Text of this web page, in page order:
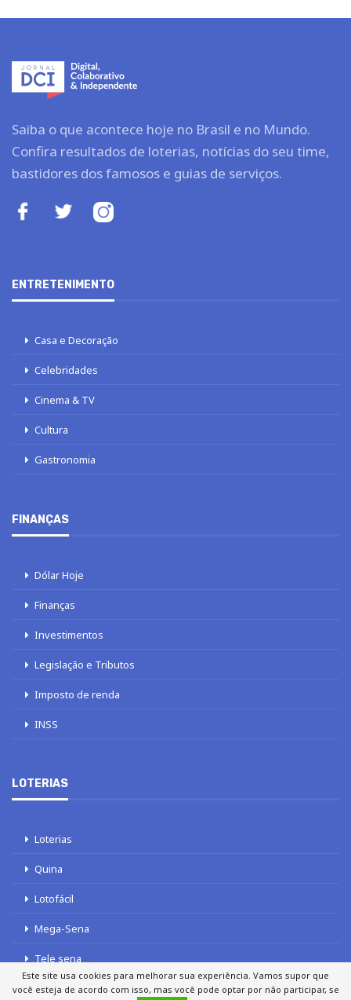
Saiba o que acontece hoje no Brasil e no Mundo.
Confira resultados de loterias, notícias do seu time,
bastidores dos famosos e guias de serviços.
ENTRETENIMENTO
Casa e Decoração
Celebridades
Cinema & TV
Cultura
Gastronomia
FINANÇAS
Dólar Hoje
Finanças
Investimentos
Legislação e Tributos
Imposto de renda
INSS
LOTERIAS
Loterias
Quina
Lotofácil
Mega-Sena
Tele sena
Este site usa cookies para melhorar sua experiência. Vamos supor que
você esteja de acordo com isso, mas você pode optar por não participar, se